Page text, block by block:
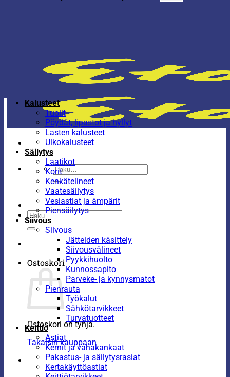
Etsi:
Etsi:
Ostoskori
Ostoskori on tyhjä.
Takaisin kauppaan
Kalusteet
Tuolit
Pöydät, lipastot ja hyllyt
Lasten kalusteet
Ulkokalusteet
Säilytys
Laatikot
Korit
Kenkätelineet
Vaatesäilytys
Vesiastiat ja ämpärit
Piensäilytys
Siivous
Siivous
Jätteiden käsittely
Siivousvälineet
Pyykkihuolto
Kunnossapito
Parveke- ja kynnysmatot
Pienrauta
Työkalut
Sähkötarvikkeet
Turvatuotteet
Keittiö
Astiat
Kernit ja vahakankaat
Pakastus- ja säilytysrasiat
Kertakäyttöastiat